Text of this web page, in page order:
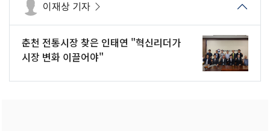
이재상 기자
춘천 전통시장 찾은 인태연 "혁신리더가
시장 변화 이끌어야"